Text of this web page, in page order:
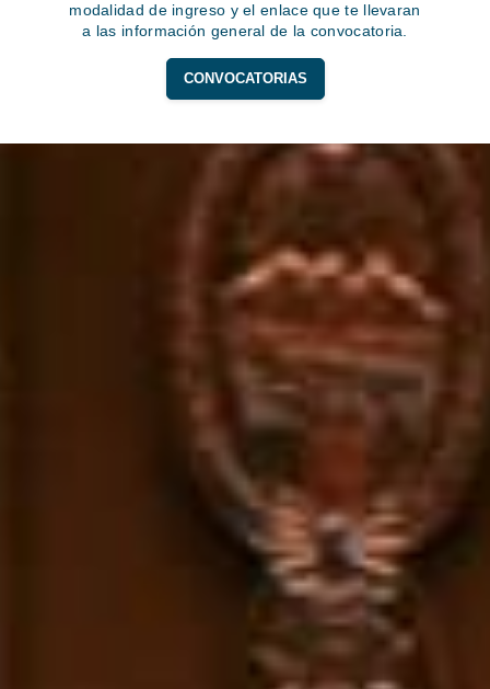
modalidad de ingreso y el enlace que te llevaran
a las información general de la convocatoria.
CONVOCATORIAS